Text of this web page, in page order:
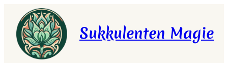
Inhalt
springen
Sukkulenten Magie